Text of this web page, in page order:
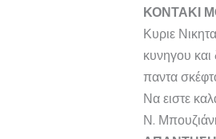
ΚΟΝΤΑΚΙ
Κυριε
κυνηγου και
παντα
Να ειστε
Ν.